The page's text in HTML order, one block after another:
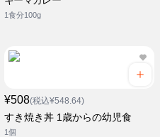
1食分100g
¥508(税込¥548.64)
すき焼き丼 1歳からの幼児食
1個